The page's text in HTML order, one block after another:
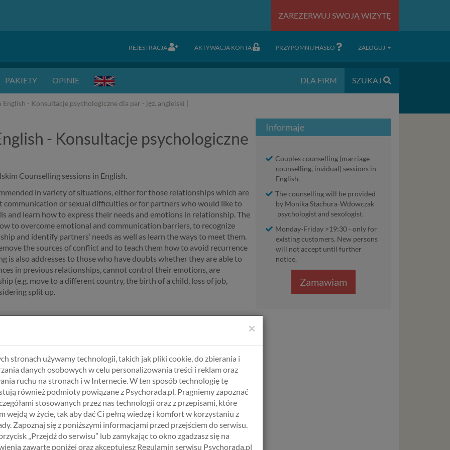
ZAREZERWUJ SWOJĄ WIZYTĘ
REJESTRACJA AKTYWACJA KONTA PRZYPOMNIJ HASŁO ZALOGUJ
PAKIETY OPINIE DLA FIRM SZUKAJ
- Konsultacje psychologiczne dla par - jęz. angielski |
Informaje
Couples counselling (marriage
counselling, invidual) sessions in
English.
The counselling will be provided
by Monika Stachura-Wdowczak
psychologist and sexologist.
Monday-Friday >19:30 - only for
existing customers. New persons
will not accept until further
notice.
Zamawiam
- Konsultacje psychologiczne
Counselling sessions in English.
in variety of situations, either for those relationships which are
communication or sexual difficulties or for partners who would like to
and learn how to express their needs and emotions in relationship. The
to overcome emotional and communication barriers, to recognize
and identify partners’ needs as well as learn the ways to meet them.
the sources of conflict and to teach them how to avoid recurrence
is also addresses to those who have doubts whether they are able to
in previous relationships, cannot control their emotions, are
(e.g. move to a different country, the birth of a child, loss of job,
split up.
couples in English - Konsultacje psychologiczne dla par - jęz.
zł.
×
stronach używamy technologii, takich jak pliki cookie, do zbierania i
danych osobowych w celu personalizowania treści i reklam oraz
ruchu na stronach i w Internecie. W ten sposób technologię tę
również podmioty powiązane z Psychorada.pl. Pragniemy zapoznać
stosowanych przez nas technologii oraz z przepisami, które
wejdą w życie, tak aby dać Ci pełną wiedzę i komfort w korzystaniu z
Zapoznaj się z poniższymi informacjami przed przejściem do serwisu.
„Przejdź do serwisu” lub zamykając to okno zgadzasz się na
zawarte poniżej oraz akceptujesz Regulamin serwisu Psychorada.pl